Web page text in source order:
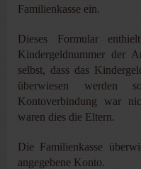
Familienkasse ein.
Dieses Formular
Kindergeldnummer der
selbst, dass das
überwiesen werden
Kontoverbindung war
waren dies die Eltern.
Die Familienkasse
angegebene Konto.